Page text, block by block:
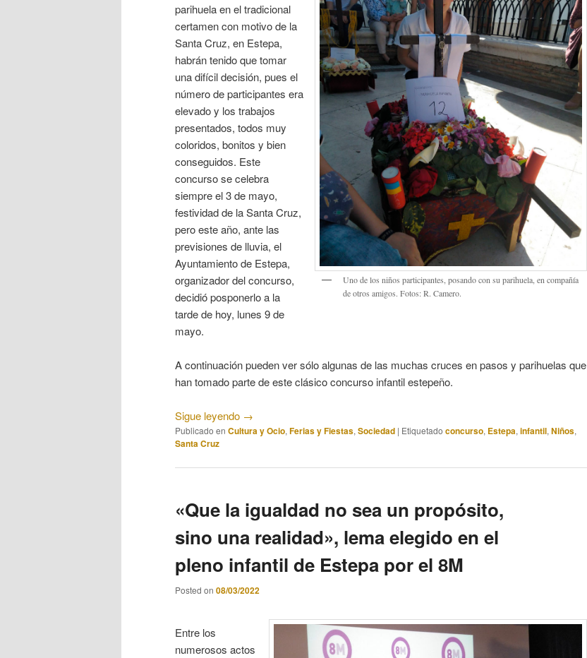
Uno de los niños participantes, posando con su parihuela, en compañía
de otros amigos. Fotos: R. Camero.
parihuela en el tradicional
certamen con motivo de la
Santa Cruz, en Estepa,
habrán tenido que tomar
una difícil decisión, pues el
número de participantes era
elevado y los trabajos
presentados, todos muy
coloridos, bonitos y bien
conseguidos. Este
concurso se celebra
siempre el 3 de mayo,
festividad de la Santa Cruz,
pero este año, ante las
previsiones de lluvia, el
Ayuntamiento de Estepa,
organizador del concurso,
decidió posponerlo a la
tarde de hoy, lunes 9 de
mayo.
A continuación pueden ver sólo algunas de las muchas cruces en pasos y parihuelas que
han tomado parte de este clásico concurso infantil estepeño.
Sigue leyendo →
Publicado en Cultura y Ocio, Ferias y Fiestas, Sociedad | Etiquetado concurso, Estepa, infantil, Niños,
Santa Cruz
«Que la igualdad no sea un propósito,
sino una realidad», lema elegido en el
pleno infantil de Estepa por el 8M
Posted on 08/03/2022
Entre los
numerosos actos